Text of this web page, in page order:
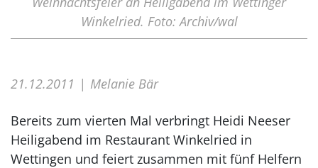
Winkelried. Foto: Archiv/wal
21.12.2011 Melanie Bär
Bereits zum vierten Mal verbringt Heidi Neeser
Heiligabend im Restaurant Winkelried in
Wettingen und feiert zusammen mit fünf Helfern